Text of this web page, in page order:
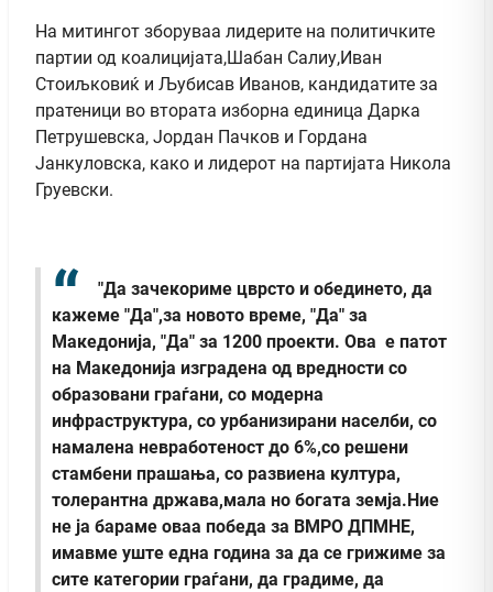
На митингот зборуваа лидерите на политичките
партии од коалицијата,Шабан Салиу,Иван
Стоиљковиќ и Љубисав Иванов, кандидатите за
пратеници во втората изборна единица Дарка
Петрушевска, Јордан Пачков и Гордана
Јанкуловска, како и лидерот на партијата Никола
Груевски.
"Да зачекориме цврсто и обединето, да
кажеме "Да",за новото време, "Да" за
Македонија, "Да" за 1200 проекти. Ова е патот
на Македонија изградена од вредности со
образовани граѓани, со модерна
инфраструктура, со урбанизирани населби, со
намалена невработеност до 6%,со решени
стамбени прашања, со развиена култура,
толерантна држава,мала но богата земја.Ние
не ја бараме оваа победа за ВМРО ДПМНЕ,
имавме уште една година за да се грижиме за
сите категории граѓани, да градиме, да